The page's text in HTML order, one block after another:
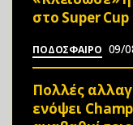
στο Super
ΠΟΔΟΣΦΑΙΡΟ 09/
Πολλές
ενόψει